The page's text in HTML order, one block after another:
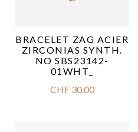
BRACELET ZAG ACIER
ZIRCONIAS SYNTH.
NO SBS23142-
01WHT_
CHF30.00